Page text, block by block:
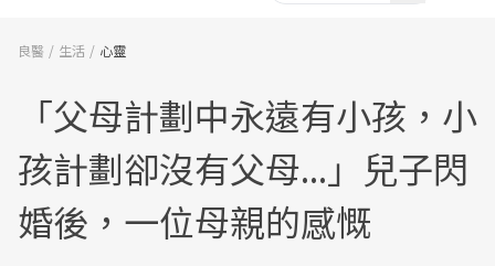
良醫 生活 心靈
「父母計劃中永遠有小孩，小
孩計劃卻沒有父母...」兒子閃
婚後，一位母親的感慨